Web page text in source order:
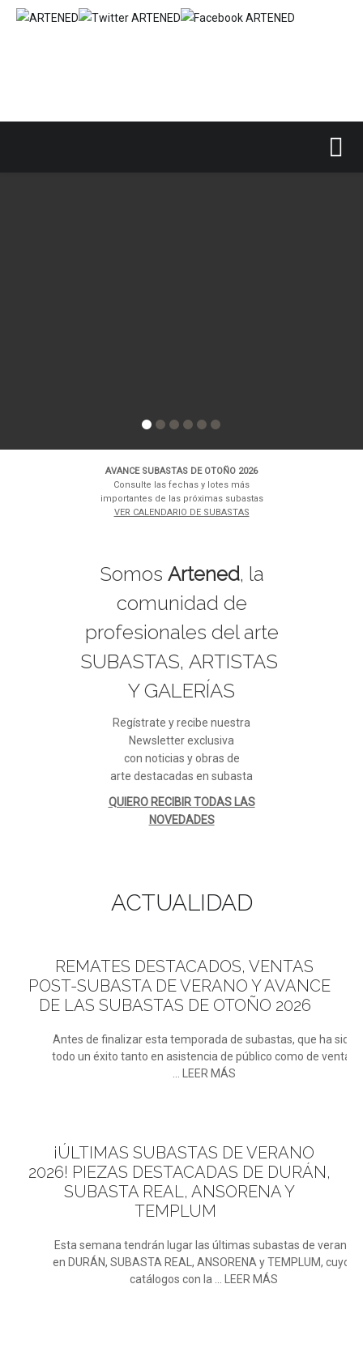
AVANCE SUBASTAS DE OTOÑO 2026
Consulte las fechas y lotes más
importantes de las próximas subastas
VER CALENDARIO DE SUBASTAS
Somos Artened, la
comunidad de
profesionales del arte
SUBASTAS, ARTISTAS
Y GALERÍAS
Regístrate y recibe nuestra
Newsletter exclusiva
con noticias y obras de
arte destacadas en subasta
QUIERO RECIBIR TODAS LAS
NOVEDADES
ACTUALIDAD
REMATES DESTACADOS, VENTAS
POST-SUBASTA DE VERANO Y AVANCE
DE LAS SUBASTAS DE OTOÑO 2026
Antes de finalizar esta temporada de subastas, que ha sido
todo un éxito tanto en asistencia de público como de ventas
... LEER MÁS
¡ÚLTIMAS SUBASTAS DE VERANO
2026! PIEZAS DESTACADAS DE DURÁN,
SUBASTA REAL, ANSORENA Y
TEMPLUM
Esta semana tendrán lugar las últimas subastas de verano
en DURÁN, SUBASTA REAL, ANSORENA y TEMPLUM, cuyos
catálogos con la ... LEER MÁS